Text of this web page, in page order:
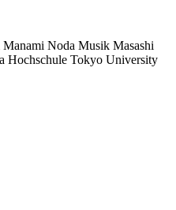
Noda Musik Masashi
Hochschule Tokyo University